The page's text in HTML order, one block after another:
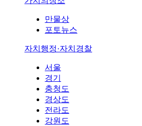
만물상
포토뉴스
자치행정·자치경찰
서울
경기
충청도
경상도
전라도
강원도